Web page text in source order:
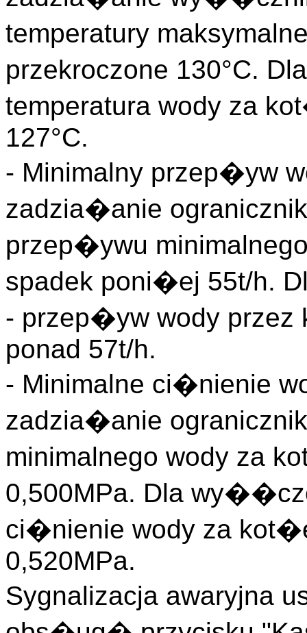
temperatury
przekroczone 130°C.
temperatura wody za
127°C.
- Minimalny przep�yw
zadzia�anie
przep�ywu
spadek poni�ej 55t/h.
- przep�yw wody
ponad 57t/h.
- Minimalne ci�nienie
zadzia�anie
minimalnego wody za
0,500MPa. Dla
ci�nienie wody za
0,520MPa.
Sygnalizacja awaryjna